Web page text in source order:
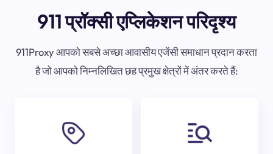
911 प्रॉक्सी एप्लिकेशन परिदृश्य
911Proxy आपको सबसे अच्छा आवासीय एजेंसी समाधान प्रदान करता
है जो आपको निम्नलिखित छह प्रमुख क्षेत्रों में अंतर करते हैं: